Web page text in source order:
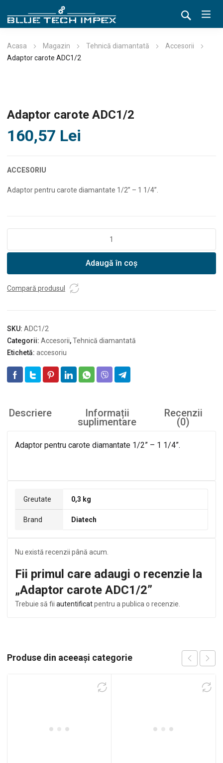
Acasa Magazin Tehnică diamantată
Accesorii
Adaptor carote ADC1/2
Adaptor carote ADC1/2
160,57 Lei
ACCESORIU
Adaptor pentru carote diamantate 1/2” – 1 1/4”.
carote
Adaugă în coș
Compară produsul
SKU: ADC1/2
Categorii: Accesorii,Tehnică diamantată
Etichetă: accesoriu
Descriere Informații
suplimentare
Recenzii
(0)
Adaptor pentru carote diamantate 1/2” – 1 1/4”.
Greutate 0,3 kg
Brand Diatech
Nu există recenzii până acum.
Fii primul care adaugi o recenzie la
„Adaptor carote ADC1/2”
Trebuie să fii autentificatpentru a publica o recenzie.
Produse din aceeași categorie